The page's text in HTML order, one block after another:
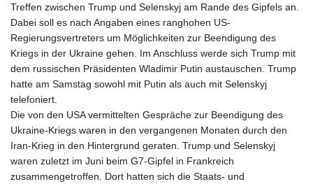
Treffen zwischen Trump und Selenskyj am Rande des Gipfels an.
Dabei soll es nach Angaben eines ranghohen US-
Regierungsvertreters um Möglichkeiten zur Beendigung des
Kriegs in der Ukraine gehen. Im Anschluss werde sich Trump mit
dem russischen Präsidenten Wladimir Putin austauschen. Trump
hatte am Samstag sowohl mit Putin als auch mit Selenskyj
telefoniert.
Die von den USA vermittelten Gespräche zur Beendigung des
Ukraine-Kriegs waren in den vergangenen Monaten durch den
Iran-Krieg in den Hintergrund geraten. Trump und Selenskyj
waren zuletzt im Juni beim G7-Gipfel in Frankreich
zusammengetroffen. Dort hatten sich die Staats- und